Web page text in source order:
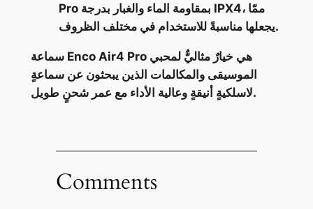
Pro بمقاومة الماء والغبار بدرجة IPX4، ممّا
يجعلها مناسبةً للاستخدام في مختلف الظروف.
سماعة Enco Air4 Pro هي خيارٌ مثاليٌّ لمحبي
الموسيقى والمكالمات الذين يبحثون عن سماعةٍ
لاسلكيةٍ أنيقةٍ وعالية الأداء مع عمر شحنٍ طويل.
Comments